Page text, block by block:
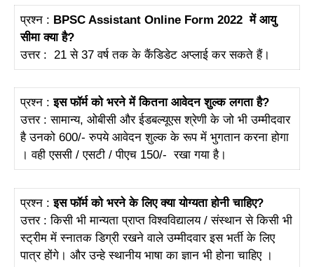
प्रश्न : BPSC Assistant Online Form 2022 में आयु
सीमा क्या है?
उत्तर : 21 से 37 वर्ष तक के कैंडिडेट अप्लाई कर सकते हैं।
प्रश्न :इस फॉर्म को भरने में कितना आवेदन शुल्क लगता है?
उत्तर : सामान्य, ओबीसी और ईडबल्यूएस श्रेणी के जो भी उम्मीदवार
है उनको 600/- रुपये आवेदन शुल्क के रूप में भुगतान करना होगा
। वही एससी / एसटी / पीएच 150/- रखा गया है।
प्रश्न :इस फॉर्म को भरने के लिए क्या योग्यता होनी चाहिए?
उत्तर : किसी भी मान्यता प्राप्त विश्वविद्यालय / संस्थान से किसी भी
स्ट्रीम में स्नातक डिग्री रखने वाले उम्मीदवार इस भर्ती के लिए
पात्र होंगे। और उन्हे स्थानीय भाषा का ज्ञान भी होना चाहिए ।